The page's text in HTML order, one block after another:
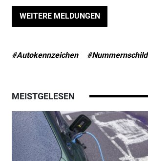
WEITERE MELDUNGEN
#Autokennzeichen #Nummernschild
MEISTGELESEN